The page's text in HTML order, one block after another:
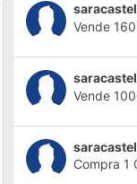
Vende
Vende
Compra 1